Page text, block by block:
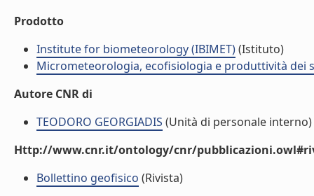
Prodotto
Institute for biometeorology (IBIMET)(Istituto)
Micrometeorologia, ecofisiologia e produttività dei
Autore CNR di
TEODORO GEORGIADIS (Unità di personale interno)
Http://www.cnr.it/ontology/cnr/
Bollettino geofisico (Rivista)